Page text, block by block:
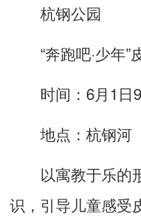
杭钢公园
“奔跑吧·少年”
时间：6月1日
地点：杭钢河（
以寓教于乐的
识，引导儿童感受